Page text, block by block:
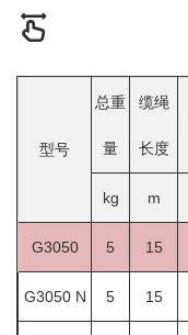
型号
总重
量
缆绳
长度
kg m
G3050 5 15
G3050 N 5 15